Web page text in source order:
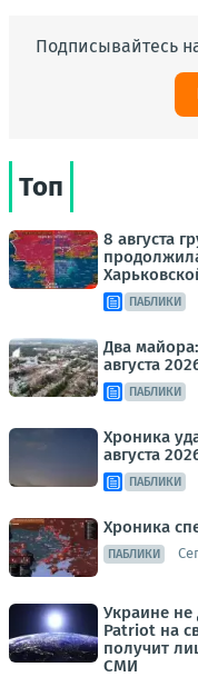
Подписывайтесь
Топ
8 августа
ПАБЛИКИ
Два
августа
ПАБЛИКИ
Хроника
августа
ПАБЛИКИ
Хроника
ПАБЛИКИ
Украине не
Patriot на
получит
СМИ